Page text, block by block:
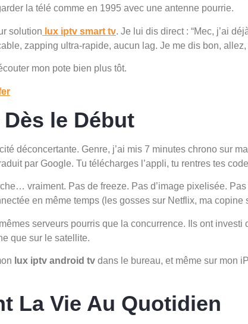
la télé comme en 1995 avec une antenne pourrie.
solution lux iptv smart tv. Je lui dis direct : “Mec, j’ai
zapping ultra-rapide, aucun lag. Je me dis bon,
mon pote bien plus tôt.
le Début
déconcertante. Genre, j’ai mis 7 minutes chrono sur ma
par Google. Tu télécharges l’appli, tu rentres tes
vraiment. Pas de freeze. Pas d’image pixelisée.
en même temps (les gosses sur Netflix, ma copine
serveurs pourris que la concurrence. Ils ont
que sur le satellite.
lux iptv android tv dans le bureau, et même sur mon
La Vie Au Quotidien